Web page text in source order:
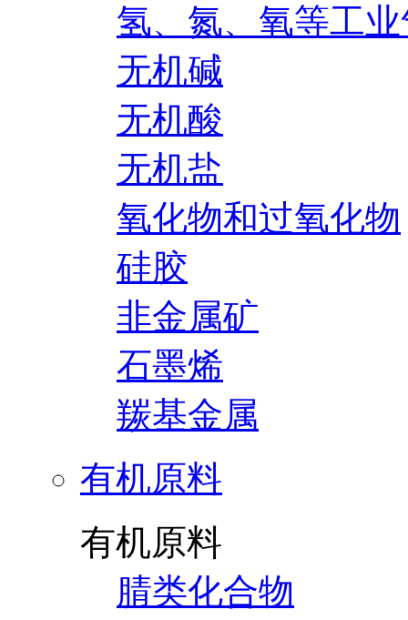
氢、氮、氧等工
无机碱
无机酸
无机盐
氧化物和过氧化物
硅胶
非金属矿
石墨烯
羰基金属
有机原料
有机原料
腈类化合物